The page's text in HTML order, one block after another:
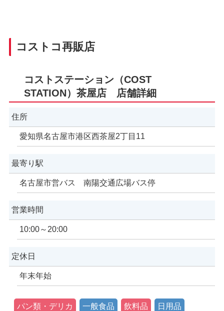
コストコ再販店
コストステーション（COST
STATION）茶屋店 店舗詳細
住所
愛知県名古屋市港区西茶屋2丁目11
最寄り駅
名古屋市営バス 南陽交通広場バス停
営業時間
10:00～20:00
定休日
年末年始
パン類・デリカ 一般食品 飲料品 日用品